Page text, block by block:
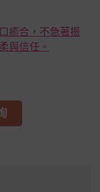
癒合，不急著振
與信任。